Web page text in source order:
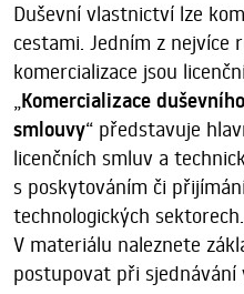
Duševní vlastnictví lze
cestami. Jedním z nejvíce
komercializace jsou
„Komercializace
smlouvy“ představuje
licenčních smluv a
s poskytováním či
technologických sektorech.
V materiálu naleznete
postupovat při sjednávání